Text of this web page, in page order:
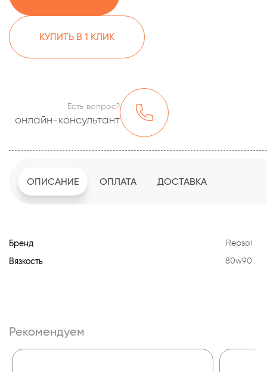
КУПИТЬ В 1 КЛИК
Есть вопрос?
онлайн-консультант
ОПИСАНИЕ ОПЛАТА ДОСТАВКА
Бренд Repsol
Вязкость 80w90
Рекомендуем